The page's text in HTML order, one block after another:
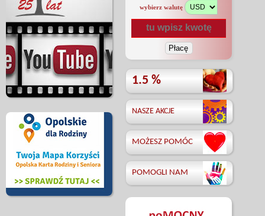
wybierz walutę
1.5 %
NASZE AKCJE
MOŻESZ POMÓC
POMOGLI NAM